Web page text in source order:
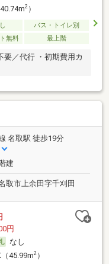
2）
バス・トイレ別
無料 最上階
要／代行 ・初期費用カ
名取駅 徒歩19分
建
取市上余田字千刈田
円
なし
45.99m2）